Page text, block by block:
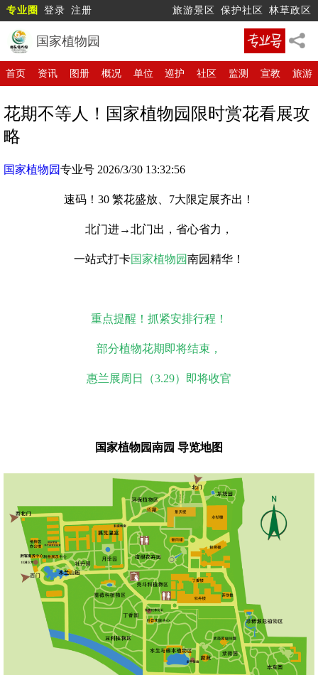
专业圈 登录 注册 旅游景区 保护社区 林草政区
国家植物园
首页 资讯 图册 概况 单位 巡护 社区 监测 宣教 旅游
花期不等人！国家植物园限时赏花看展攻
略
国家植物园专业号 2026/3/30 13:32:56
速码！30 繁花盛放、7大限定展齐出！
北门进→北门出，省心省力，
一站式打卡国家植物园南园精华！
重点提醒！抓紧安排行程！
部分植物花期即将结束，
惠兰展周日（3.29）即将收官
国家植物园南园 导览地图